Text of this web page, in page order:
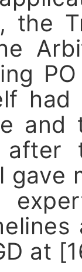
the
and
after
at